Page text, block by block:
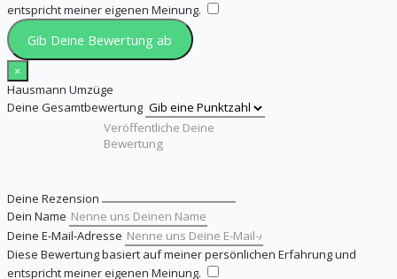
entspricht meiner eigenen Meinung.
Gib Deine Bewertung ab
×
Hausmann Umzüge
Deine Gesamtbewertung
Deine Rezension
Dein Name
Deine E-Mail-Adresse
Diese Bewertung basiert auf meiner persönlichen Erfahrung und
entspricht meiner eigenen Meinung.